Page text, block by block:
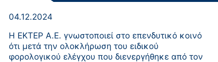
04.12.2024
Η ΕΚΤΕΡ Α.Ε. γνωστοποιεί στο επενδυτικό κοινό
ότι μετά την ολοκλήρωση του ειδικού
φορολογικού ελέγχου που διενεργήθηκε από τον